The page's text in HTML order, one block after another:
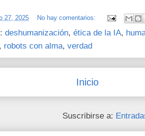
27, 2025 No hay comentarios:
deshumanización, ética de la IA,
, robots con alma, verdad
Inicio
Suscribirse a: